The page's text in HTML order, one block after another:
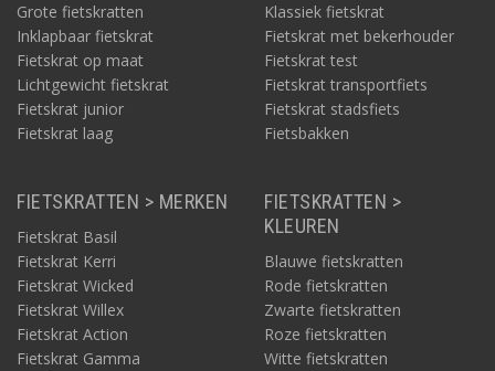
Grote fietskratten
Inklapbaar fietskrat
Fietskrat op maat
Lichtgewicht fietskrat
Fietskrat junior
Fietskrat laag
Klassiek fietskrat
Fietskrat met bekerhouder
Fietskrat test
Fietskrat transportfiets
Fietskrat stadsfiets
Fietsbakken
FIETSKRATTEN > MERKEN
Fietskrat Basil
Fietskrat Kerri
Fietskrat Wicked
Fietskrat Willex
Fietskrat Action
Fietskrat Gamma
FIETSKRATTEN >
KLEUREN
Blauwe fietskratten
Rode fietskratten
Zwarte fietskratten
Roze fietskratten
Witte fietskratten